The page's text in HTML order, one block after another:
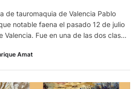
de tauromaquia de Valencia Pablo
notable faena el pasado 12 de julio
Fue en una de las dos clases
la de Finito de Cordoba en
Amat